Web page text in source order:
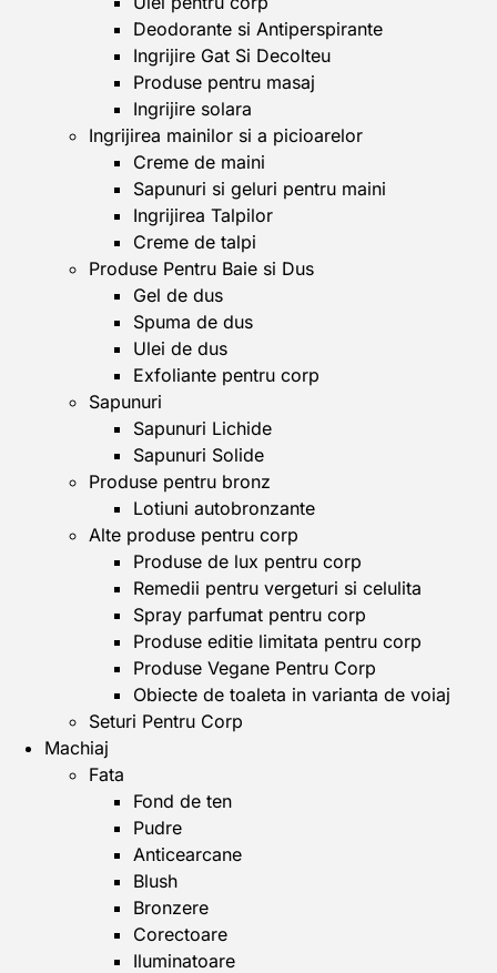
Deodorante si Antiperspirante
Ingrijire Gat Si Decolteu
Produse pentru masaj
Ingrijire solara
Ingrijirea mainilor si a picioarelor
Creme de maini
Sapunuri si geluri pentru maini
Ingrijirea Talpilor
Creme de talpi
Produse Pentru Baie si Dus
Gel de dus
Spuma de dus
Ulei de dus
Exfoliante pentru corp
Sapunuri
Sapunuri Lichide
Sapunuri Solide
Produse pentru bronz
Lotiuni autobronzante
Alte produse pentru corp
Produse de lux pentru corp
Remedii pentru vergeturi si celulita
Spray parfumat pentru corp
Produse editie limitata pentru corp
Produse Vegane Pentru Corp
Obiecte de toaleta in varianta de voiaj
Seturi Pentru Corp
Machiaj
Fata
Fond de ten
Pudre
Anticearcane
Blush
Bronzere
Corectoare
Iluminatoare